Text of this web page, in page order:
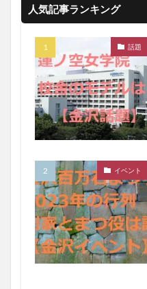
人気記事ランキング
話題
イベント